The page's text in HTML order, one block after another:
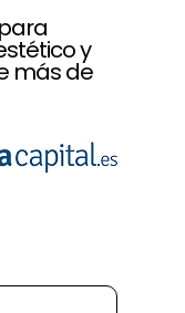
y
más de